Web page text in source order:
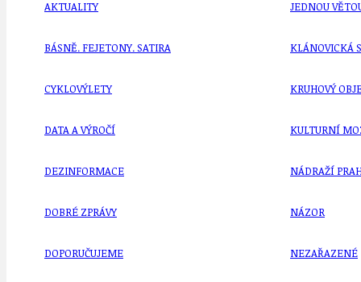
AKTUALITY
BÁSNĚ. FEJETONY. SATIRA
CYKLOVÝLETY
DATA A VÝROČÍ
DEZINFORMACE
DOBRÉ ZPRÁVY
DOPORUČUJEME
JEDNOU
KLÁNOVICKÁ
KRUHOVÝ
KULTURNÍ
NÁDRAŽÍ
NÁZOR
NEZAŘAZENÉ